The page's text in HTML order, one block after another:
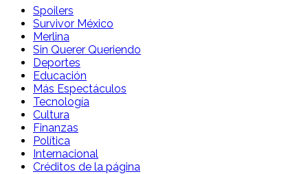
telenovelas
Spoilers
Survivor México
Merlina
Sin Querer Queriendo
Deportes
Educación
Más Espectáculos
Tecnología
Cultura
Finanzas
Política
Internacional
Créditos de la página